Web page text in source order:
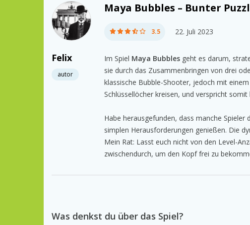
Felix
autor
Maya Bubbles – Bunter
3.5 22. Juli 2023
Im Spiel Maya Bubbles geht es darum,
sie durch das Zusammenbringen von drei
klassische Bubble-Shooter, jedoch mit
Schlüssellöcher kreisen, und verspricht
Habe herausgefunden, dass manche
simplen Herausforderungen genießen. Die
Mein Rat: Lasst euch nicht von den Level-
zwischendurch, um den Kopf frei zu
Was denkst du über das Spiel?